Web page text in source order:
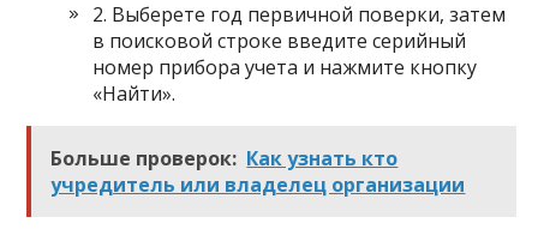
2. Выберете год первичной поверки, затем
в поисковой строке введите серийный
номер прибора учета и нажмите кнопку
«Найти».
Больше проверок: Как узнать кто
учредитель или владелец организации